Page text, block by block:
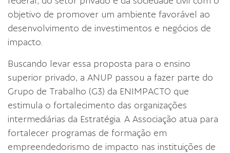
objetivo de promover um ambiente favorável ao
desenvolvimento de investimentos e negócios de
impacto.
Buscando levar essa proposta para o ensino
superior privado, a ANUP passou a fazer parte do
Grupo de Trabalho (G3) da ENIMPACTO que
estimula o fortalecimento das organizações
intermediárias da Estratégia. A Associação atua para
fortalecer programas de formação em
empreendedorismo de impacto nas instituições de